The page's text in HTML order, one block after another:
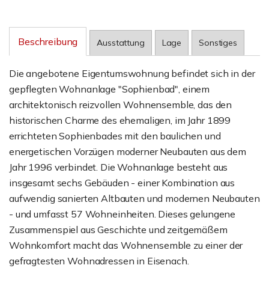
Beschreibung Ausstattung Lage Sonstiges
Die angebotene Eigentumswohnung befindet sich in der
gepflegten Wohnanlage "Sophienbad", einem
architektonisch reizvollen Wohnensemble, das den
historischen Charme des ehemaligen, im Jahr 1899
errichteten Sophienbades mit den baulichen und
energetischen Vorzügen moderner Neubauten aus dem
Jahr 1996 verbindet. Die Wohnanlage besteht aus
insgesamt sechs Gebäuden - einer Kombination aus
aufwendig sanierten Altbauten und modernen Neubauten
- und umfasst 57 Wohneinheiten. Dieses gelungene
Zusammenspiel aus Geschichte und zeitgemäßem
Wohnkomfort macht das Wohnensemble zu einer der
gefragtesten Wohnadressen in Eisenach.